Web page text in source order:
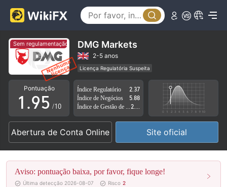
Sem regulamentação Sem regulamentação
DMG Markets
2-5 anos
Licença Regulatória Suspeita
Região de negócios suspeita
Risco potencial alto
Pontuação
0
1
2
3
4
.
5
6
7
8
9
1
2
3
4
5
6
7
8
/10
Índice Regulatório
2.37
Índice de Negócios
5.88
Abertura de Conta Online Site oficial
Aviso: pontuação baixa, por favor, fique longe!
Última detecção 2026-08-07 Risco 2